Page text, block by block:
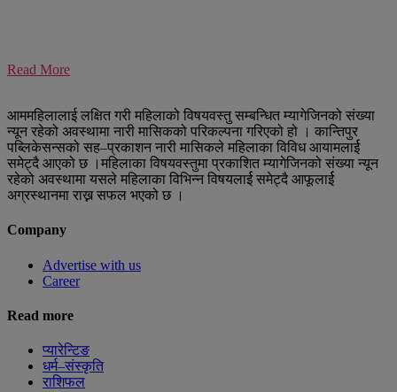
Read More
आममहिलालाई लक्षित गरी महिलाको विषयवस्तु सम्बन्धित म्यागेजिनको संख्या
न्यून रहेको अवस्थामा नारी मासिकको परिकल्पना गरिएको हो । कान्तिपुर
पब्लिकेसन्सको सह–प्रकाशन नारी मासिकले महिलाका विविध आयामलार्ई
समेट्दै आएको छ ।महिलाका विषयवस्तुमा प्रकाशित म्यागेजिनको संख्या न्यून
रहेको अवस्थामा यसले महिलाका विभिन्न विषयलार्ई समेट्दै आफूलार्ई
अग्रस्थानमा राख्न सफल भएको छ ।
Company
Advertise with us
Career
Read more
प्यारेन्टिङ
धर्म–संस्कृति
राशिफल